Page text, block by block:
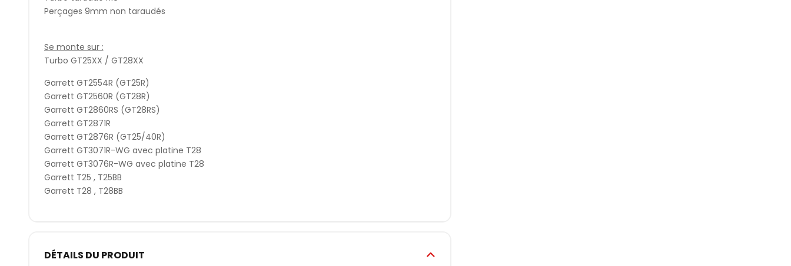
Perçages 9mm non taraudés
Se monte sur :
Turbo GT25XX / GT28XX
Garrett GT2554R (GT25R)
Garrett GT2560R (GT28R)
Garrett GT2860RS (GT28RS)
Garrett GT2871R
Garrett GT2876R (GT25/40R)
Garrett GT3071R-WG avec platine T28
Garrett GT3076R-WG avec platine T28
Garrett T25 , T25BB
Garrett T28 , T28BB
DÉTAILS DU PRODUIT